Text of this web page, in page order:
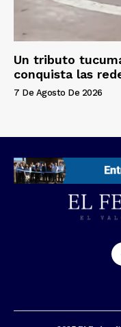
Un tributo
conquista las
7 De Agosto De 2026